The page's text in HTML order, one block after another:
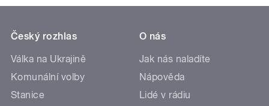
Český rozhlas
Válka na Ukrajině
Komunální volby
Stanice
O nás
Jak nás naladíte
Nápověda
Lidé v rádiu